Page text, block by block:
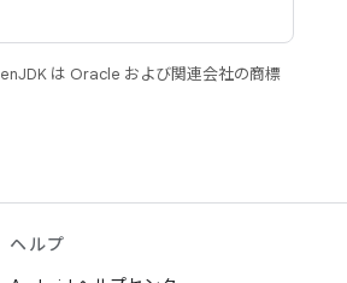
は Oracle および関連会社の商標
ヘルプ